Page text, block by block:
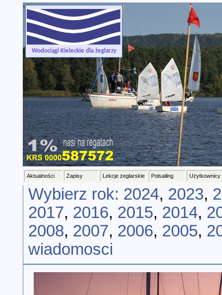
Wodociągi Kieleckie dla żeglarzy
-->
Aktualności Zapisy Lekcje żeglarskie Polsailing Użytkownicy
Wybierz rok: 2024, 2023,
2017, 2016, 2015, 2014,
2008, 2007, 2006, 2005,
wiadomosci